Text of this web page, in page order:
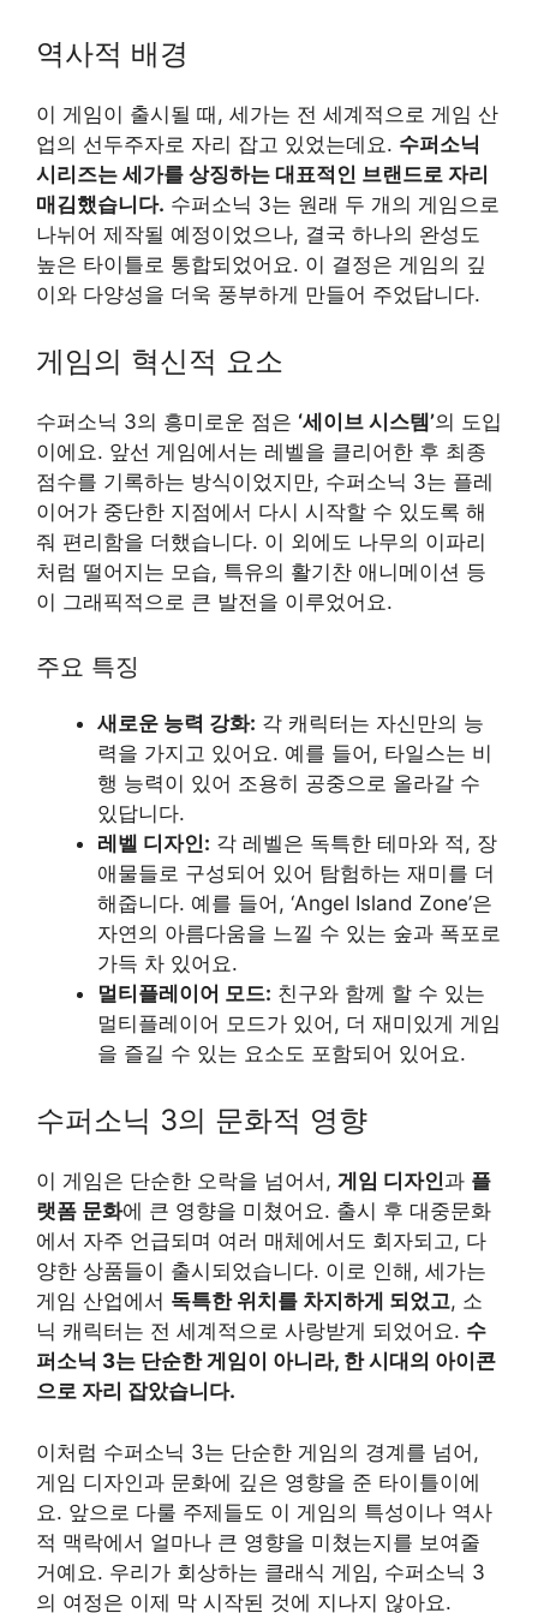
역사적 배경
이 게임이 출시될 때, 세가는 전 세계적으로 게임 산
업의 선두주자로 자리 잡고 있었는데요. 수퍼소닉
시리즈는 세가를 상징하는 대표적인 브랜드로 자리
매김했습니다. 수퍼소닉 3는 원래 두 개의 게임으로
나뉘어 제작될 예정이었으나, 결국 하나의 완성도
높은 타이틀로 통합되었어요. 이 결정은 게임의 깊
이와 다양성을 더욱 풍부하게 만들어 주었답니다.
게임의 혁신적 요소
수퍼소닉 3의 흥미로운 점은 ‘세이브 시스템’의 도입
이에요. 앞선 게임에서는 레벨을 클리어한 후 최종
점수를 기록하는 방식이었지만, 수퍼소닉 3는 플레
이어가 중단한 지점에서 다시 시작할 수 있도록 해
줘 편리함을 더했습니다. 이 외에도 나무의 이파리
처럼 떨어지는 모습, 특유의 활기찬 애니메이션 등
이 그래픽적으로 큰 발전을 이루었어요.
주요 특징
새로운 능력 강화: 각 캐릭터는 자신만의 능
력을 가지고 있어요. 예를 들어, 타일스는 비
행 능력이 있어 조용히 공중으로 올라갈 수
있답니다.
레벨 디자인: 각 레벨은 독특한 테마와 적, 장
애물들로 구성되어 있어 탐험하는 재미를 더
해줍니다. 예를 들어, ‘Angel Island Zone’은
자연의 아름다움을 느낄 수 있는 숲과 폭포로
가득 차 있어요.
멀티플레이어 모드: 친구와 함께 할 수 있는
멀티플레이어 모드가 있어, 더 재미있게 게임
을 즐길 수 있는 요소도 포함되어 있어요.
수퍼소닉 3의 문화적 영향
이 게임은 단순한 오락을 넘어서, 게임 디자인과 플
랫폼 문화에 큰 영향을 미쳤어요. 출시 후 대중문화
에서 자주 언급되며 여러 매체에서도 회자되고, 다
양한 상품들이 출시되었습니다. 이로 인해, 세가는
게임 산업에서 독특한 위치를 차지하게 되었고, 소
닉 캐릭터는 전 세계적으로 사랑받게 되었어요. 수
퍼소닉 3는 단순한 게임이 아니라, 한 시대의 아이콘
으로 자리 잡았습니다.
이처럼 수퍼소닉 3는 단순한 게임의 경계를 넘어,
게임 디자인과 문화에 깊은 영향을 준 타이틀이에
요. 앞으로 다룰 주제들도 이 게임의 특성이나 역사
적 맥락에서 얼마나 큰 영향을 미쳤는지를 보여줄
거예요. 우리가 회상하는 클래식 게임, 수퍼소닉 3
의 여정은 이제 막 시작된 것에 지나지 않아요.